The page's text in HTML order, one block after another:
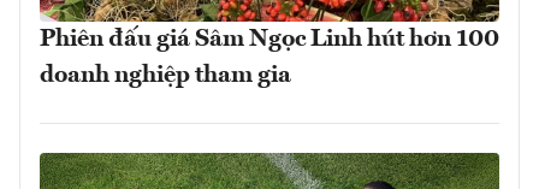
Phiên đấu giá Sâm Ngọc Linh hút hơn 100
doanh nghiệp tham gia